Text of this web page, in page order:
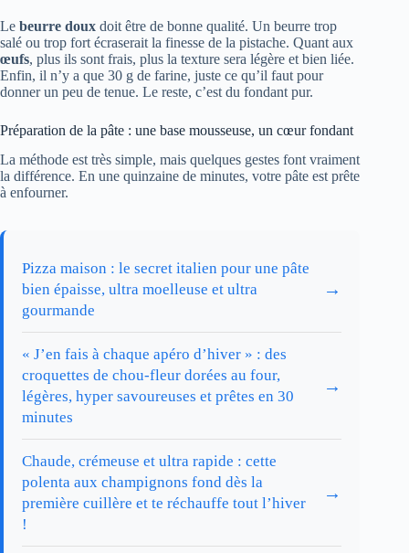
Le beurre doux doit être de bonne qualité. Un beurre trop
salé ou trop fort écraserait la finesse de la pistache. Quant aux
œufs, plus ils sont frais, plus la texture sera légère et bien liée.
Enfin, il n’y a que 30 g de farine, juste ce qu’il faut pour
donner un peu de tenue. Le reste, c’est du fondant pur.
Préparation de la pâte : une base mousseuse, un cœur fondant
La méthode est très simple, mais quelques gestes font vraiment
la différence. En une quinzaine de minutes, votre pâte est prête
à enfourner.
Pizza maison : le secret italien pour une pâte
bien épaisse, ultra moelleuse et ultra
gourmande
→
« J’en fais à chaque apéro d’hiver » : des
croquettes de chou-fleur dorées au four,
légères, hyper savoureuses et prêtes en 30
minutes
→
Chaude, crémeuse et ultra rapide : cette
polenta aux champignons fond dès la
première cuillère et te réchauffe tout l’hiver
!
→